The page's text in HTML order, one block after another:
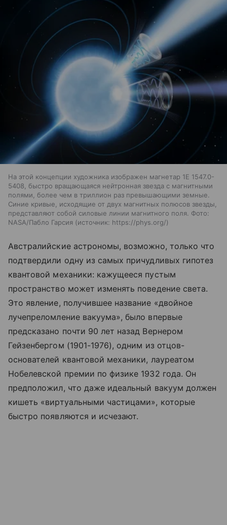
На этой концепции художника изображен магнетар 1E 1547.0-
5408, быстро вращающаяся нейтронная звезда с магнитными
полями, более чем в триллион раз превышающими земные.
Синие кривые, исходящие от двух магнитных полюсов звезды,
представляют собой силовые линии магнитного поля. Фото:
NASA/Пабло Гарсия
источник: https://phys.org/
Австралийские астрономы, возможно, только что
подтвердили одну из самых причудливых гипотез
квантовой механики: кажущееся пустым
пространство может изменять поведение света.
Это явление, получившее название «двойное
лучепреломление вакуума», было впервые
предсказано почти 90 лет назад Вернером
Гейзенбергом (1901-1976), одним из отцов-
основателей квантовой механики, лауреатом
Нобелевской премии по физике 1932 года. Он
предположил, что даже идеальный вакуум должен
кишеть «виртуальными частицами», которые
быстро появляются и исчезают.